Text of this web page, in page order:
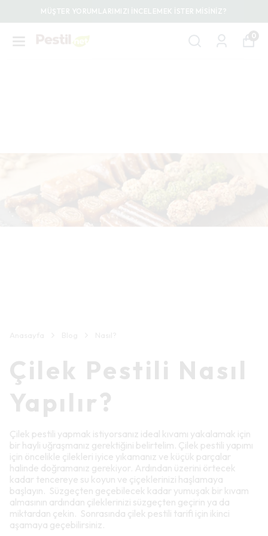
MÜŞTER YORUMLARIMIZI İNCELEMEK İSTER MİSİNİZ?
0
Çilek Pestili Nasıl
Yapılır?
Çilek pestili yapmak istiyorsanız ideal kıvamı yakalamak için
bir hayli uğraşmanız gerektiğini belirtelim. Çilek pestili yapımı
için öncelikle çilekleri iyice yıkamanız ve küçük parçalar
halinde doğramanız gerekiyor. Ardından üzerini örtecek
kadar tencereye su koyun ve çiçeklerinizi haşlamaya
başlayın. Süzgeçten geçebilecek kadar yumuşak bir kıvam
almasının ardından çileklerinizi süzgeçten geçirin ya da
miktardan çekin. Sonrasında çilek pestili tarifi için ikinci
aşamaya geçebilirsiniz.